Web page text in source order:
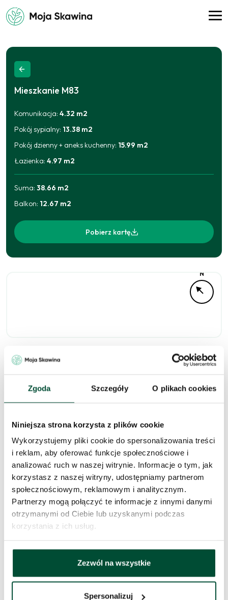
Zgoda Szczegóły O plikach cookies
Niniejsza strona korzysta z plików cookie
Wykorzystujemy pliki cookie do spersonalizowania treści
i reklam, aby oferować funkcje społecznościowe i
analizować ruch w naszej witrynie. Informacje o tym, jak
korzystasz z naszej witryny, udostępniamy partnerom
społecznościowym, reklamowym i analitycznym.
Partnerzy mogą połączyć te informacje z innymi danymi
otrzymanymi od Ciebie lub uzyskanymi podczas
korzystania z ich usług.
Zezwól na wszystkie
Spersonalizuj
Mieszkanie M83
Komunikacja:4.32 m2
Pokój sypialny: 13.38 m2
Pokój dzienny + aneks kuchenny: 15.99 m2
Łazienka:4.97 m2
Suma:38.66 m2
Balkon: 12.67 m2
Pobierz kartę
N
Zapytaj o to
mieszkanie
Skorzystaj z formularza i przekaż naszym doradcom prośbę o
kontakt w sprawie tego mieszkania.
Skontaktujemy się w przeciągu 1 dnia roboczego.
Imię i nazwisko